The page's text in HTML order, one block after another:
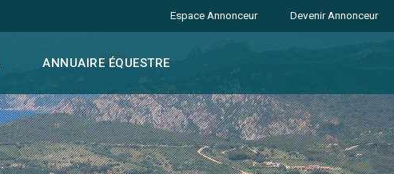
ANNUAIRE ÉQUESTRE
Espace Annonceur Devenir Annonceur